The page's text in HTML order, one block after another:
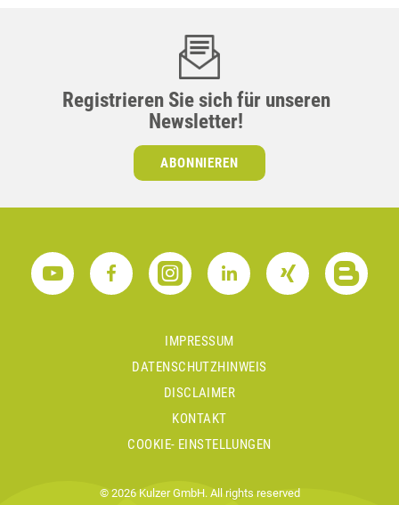
Registrieren Sie sich für unseren
Newsletter!
ABONNIEREN
IMPRESSUM
DATENSCHUTZHINWEIS
DISCLAIMER
KONTAKT
COOKIE- EINSTELLUNGEN
© 2026 Kulzer GmbH. All rights reserved